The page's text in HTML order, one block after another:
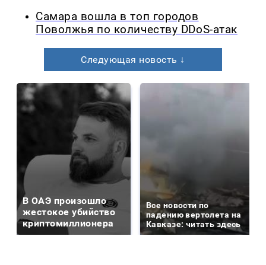
Самара вошла в топ городов
Поволжья по количеству DDoS-атак
Следующая новость ↓
В ОАЭ произошло
жестокое убийство
криптомиллионера
Все новости по
падению вертолета на
Кавказе: читать здесь